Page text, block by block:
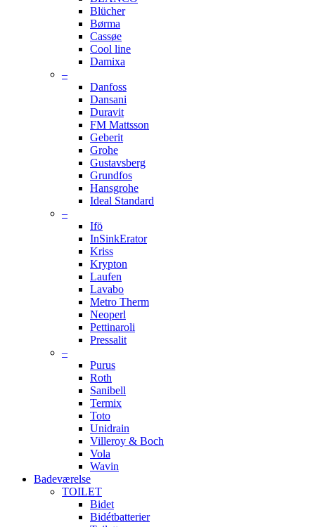
Blücher
Børma
Cassøe
Cool line
Damixa
–
Danfoss
Dansani
Duravit
FM Mattsson
Geberit
Grohe
Gustavsberg
Grundfos
Hansgrohe
Ideal Standard
–
Ifö
InSinkErator
Kriss
Krypton
Laufen
Lavabo
Metro Therm
Neoperl
Pettinaroli
Pressalit
–
Purus
Roth
Sanibell
Termix
Toto
Unidrain
Villeroy & Boch
Vola
Wavin
Badeværelse
TOILET
Bidet
Bidétbatterier